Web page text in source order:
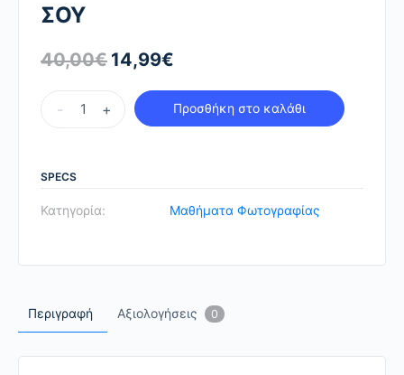
ΣΟΥ
40,00€ Original
was:
40,00€.
14,99€
τιμή
είναι:
ΒΓΑΛΕ
ΠΑΝΕΜΟΡΦΕΣ
ΣΤΗΝ
ΣΟΥ
- + Προσθήκη στο καλάθι
SPECS
Κατηγορία: Μαθήματα Φωτογραφίας
Περιγραφή Αξιολογήσεις 0